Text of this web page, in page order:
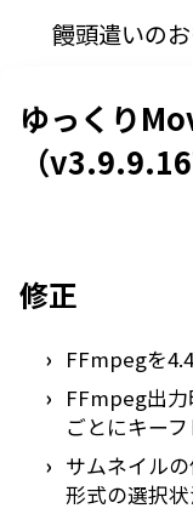
饅頭遣いの
ゆっくり
（
修正
FFmpegを
FFmpeg出
ごとにキー
サムネイル
形式の選択